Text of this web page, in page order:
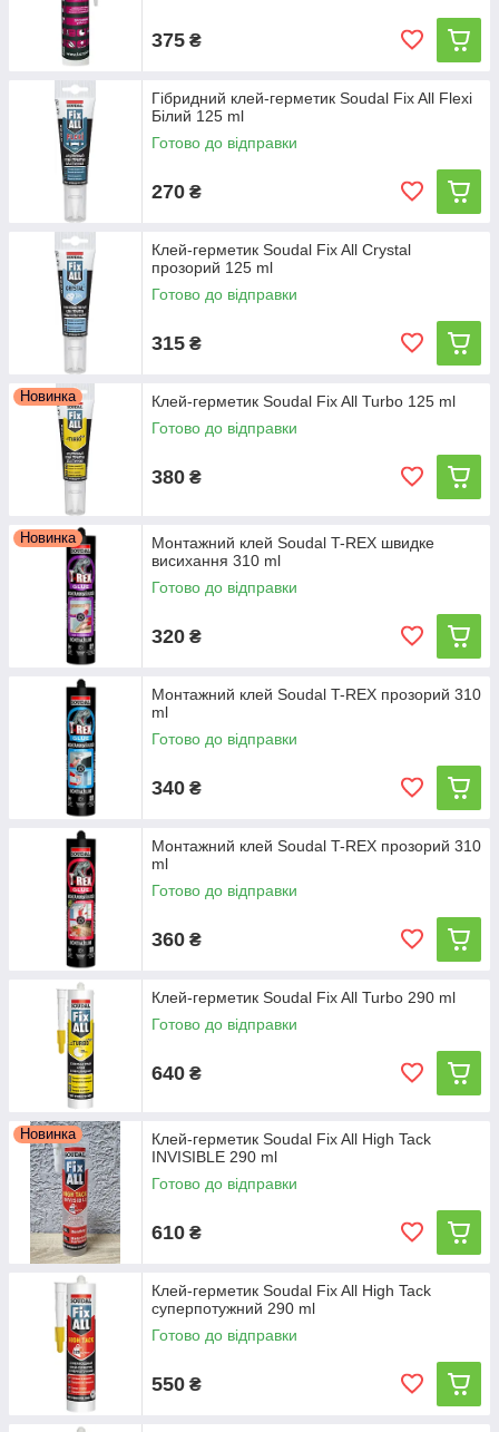
375 ₴
Гібридний клей-герметик Soudal Fix All Flexi
Білий 125 ml
Готово до відправки
270 ₴
Клей-герметик Soudal Fix All Crystal
прозорий 125 ml
Готово до відправки
315 ₴
Новинка
Клей-герметик Soudal Fix All Turbo 125 ml
Готово до відправки
380 ₴
Новинка
Монтажний клей Soudal T-REX швидке
висихання 310 ml
Готово до відправки
320 ₴
Монтажний клей Soudal T-REX прозорий 310
ml
Готово до відправки
340 ₴
Монтажний клей Soudal T-REX прозорий 310
ml
Готово до відправки
360 ₴
Клей-герметик Soudal Fix All Turbo 290 ml
Готово до відправки
640 ₴
Новинка
Клей-герметик Soudal Fix All High Tack
INVISIBLE 290 ml
Готово до відправки
610 ₴
Клей-герметик Soudal Fix All High Tack
суперпотужний 290 ml
Готово до відправки
550 ₴